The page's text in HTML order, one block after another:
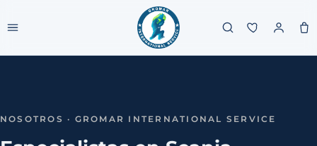
NOSOTROS · GROMAR INTERNATIONAL SERVICE